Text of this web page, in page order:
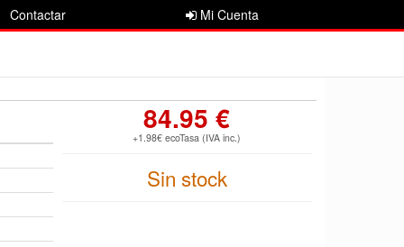
Contactar Mi Cuenta
84.95 €
+1.98€ ecoTasa (IVA inc.)
Sin stock